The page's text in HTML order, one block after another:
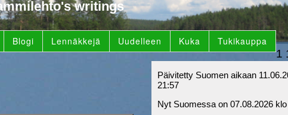
writings
Blogi Lennäkkejä Uudelleen Kuka Tukikauppa
1
Päivitetty Suomen aikaan
21:57
Nyt Suomessa on 07.08.2026